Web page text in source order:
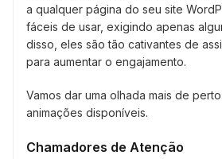
a qualquer página do seu site
fáceis de usar, exigindo apenas
disso, eles são tão cativantes de
para aumentar o engajamento.
Vamos dar uma olhada mais de
animações disponíveis.
Chamadores de Atenção